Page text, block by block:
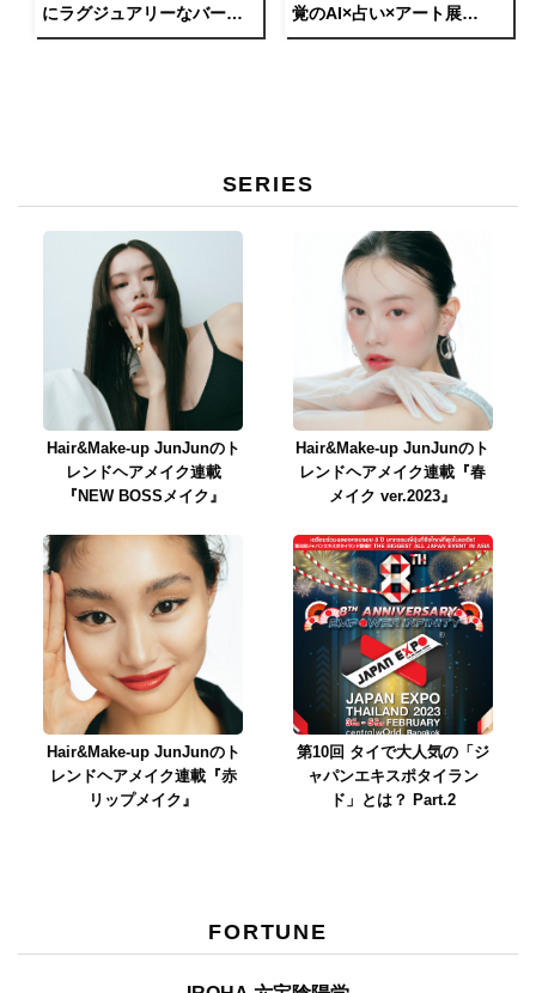
にラグジュアリーなバーガ
ーショップ「MERCER
覚のAI×占い×アート展
「NAKED URANAI」が開
SERIES
Hair&Make-up JunJunのト
レンドヘアメイク連載
『NEW BOSSメイク』
Hair&Make-up JunJunのト
レンドヘアメイク連載『春
メイク ver.2023』
Hair&Make-up JunJunのト
レンドヘアメイク連載『赤
リップメイク』
第10回 タイで大人気の「ジ
ャパンエキスポタイラン
ド」とは？ Part.2
FORTUNE